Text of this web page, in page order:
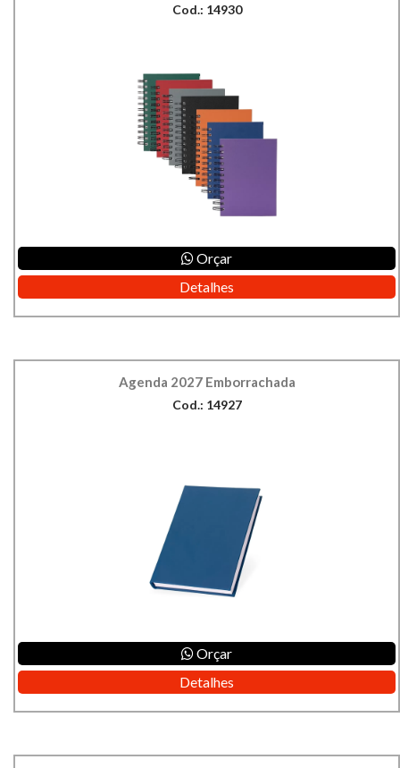
Cod.: 14930
Orçar
Detalhes
Agenda 2027 Emborrachada
Cod.: 14927
Orçar
Detalhes